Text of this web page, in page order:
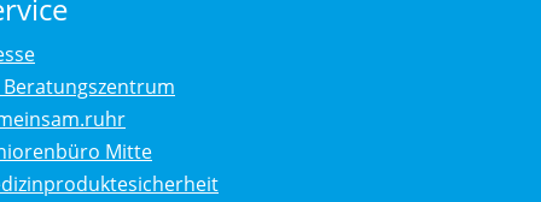
Beratungszentrum
Mitte